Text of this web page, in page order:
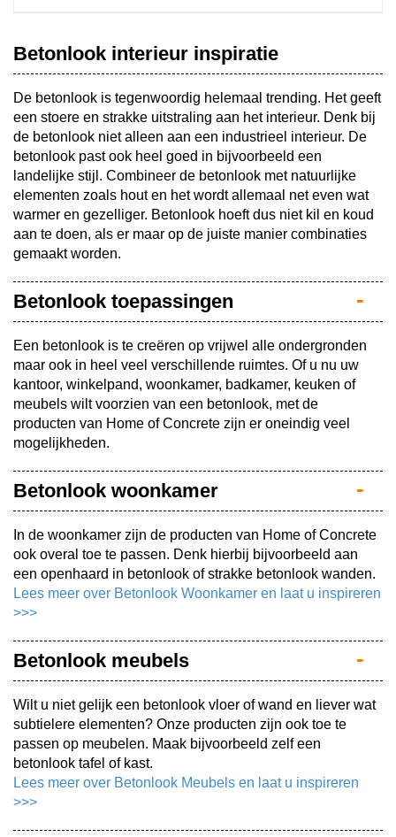
Betonlook interieur inspiratie
De betonlook is tegenwoordig helemaal trending. Het geeft
een stoere en strakke uitstraling aan het interieur. Denk bij
de betonlook niet alleen aan een industrieel interieur. De
betonlook past ook heel goed in bijvoorbeeld een
landelijke stijl. Combineer de betonlook met natuurlijke
elementen zoals hout en het wordt allemaal net even wat
warmer en gezelliger. Betonlook hoeft dus niet kil en koud
aan te doen, als er maar op de juiste manier combinaties
gemaakt worden.
Betonlook toepassingen
Een betonlook is te creëren op vrijwel alle ondergronden
maar ook in heel veel verschillende ruimtes. Of u nu uw
kantoor, winkelpand, woonkamer, badkamer, keuken of
meubels wilt voorzien van een betonlook, met de
producten van Home of Concrete zijn er oneindig veel
mogelijkheden.
Betonlook woonkamer
In de woonkamer zijn de producten van Home of Concrete
ook overal toe te passen. Denk hierbij bijvoorbeeld aan
een openhaard in betonlook of strakke betonlook wanden.
Lees meer over Betonlook Woonkamer en laat u inspireren
>>>
Betonlook meubels
Wilt u niet gelijk een betonlook vloer of wand en liever wat
subtielere elementen? Onze producten zijn ook toe te
passen op meubelen. Maak bijvoorbeeld zelf een
betonlook tafel of kast.
Lees meer over Betonlook Meubels en laat u inspireren
>>>